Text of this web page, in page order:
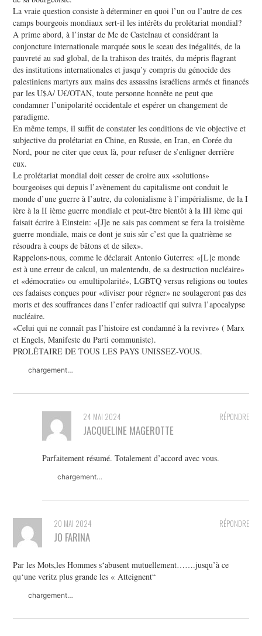
La vraie question consiste à déterminer en quoi l’un ou l’autre de ces
camps bourgeois mondiaux sert-il les intérêts du prolétariat mondial?
A prime abord, à l’instar de Me de Castelnau et considérant la
conjoncture internationale marquée sous le sceau des inégalités, de la
pauvreté au sud global, de la trahison des traités, du mépris flagrant
des institutions internationales et jusqu’y compris du génocide des
palestiniens martyrs aux mains des assassins israéliens armés et financés
par les U$A/ U€/OTAN, toute personne honnête ne peut que
condamner l’unipolarité occidentale et espérer un changement de
paradigme.
En même temps, il suffit de constater les conditions de vie objective et
subjective du prolétariat en Chine, en Russie, en Iran, en Corée du
Nord, pour ne citer que ceux là, pour refuser de s’enligner derrière
eux.
Le prolétariat mondial doit cesser de croire aux «solutions»
bourgeoises qui depuis l’avènement du capitalisme ont conduit le
monde d’une guerre à l’autre, du colonialisme à l’impérialisme, de la I
ière à la II ième guerre mondiale et peut-être bientôt à la III ième qui
faisait écrire à Einstein: «[J]e ne sais pas comment se fera la troisième
guerre mondiale, mais ce dont je suis sûr c’est que la quatrième se
résoudra à coups de bâtons et de silex».
Rappelons-nous, comme le déclarait Antonio Guterres: «[L]e monde
est à une erreur de calcul, un malentendu, de sa destruction nucléaire»
et «démocratie» ou «multipolarité», LGBTQ versus religions ou toutes
ces fadaises conçues pour «diviser pour régner» ne soulageront pas des
morts et des souffrances dans l’enfer radioactif qui suivra l’apocalypse
nucléaire.
«Celui qui ne connaît pas l’histoire est condamné à la revivre» ( Marx
et Engels, Manifeste du Parti communiste).
PROLÉTAIRE DE TOUS LES PAYS UNISSEZ-VOUS.
chargement…
RÉPONDRE
24 MAI 2024
JACQUELINE MAGEROTTE
Parfaitement résumé. Totalement d’accord avec vous.
chargement…
RÉPONDRE
20 MAI 2024
JO FARINA
Par les Mots,les Hommes s‘abusent mutuellement…….jusqu’à ce
qu‘une veritz plus grande les « Atteignent“
chargement…